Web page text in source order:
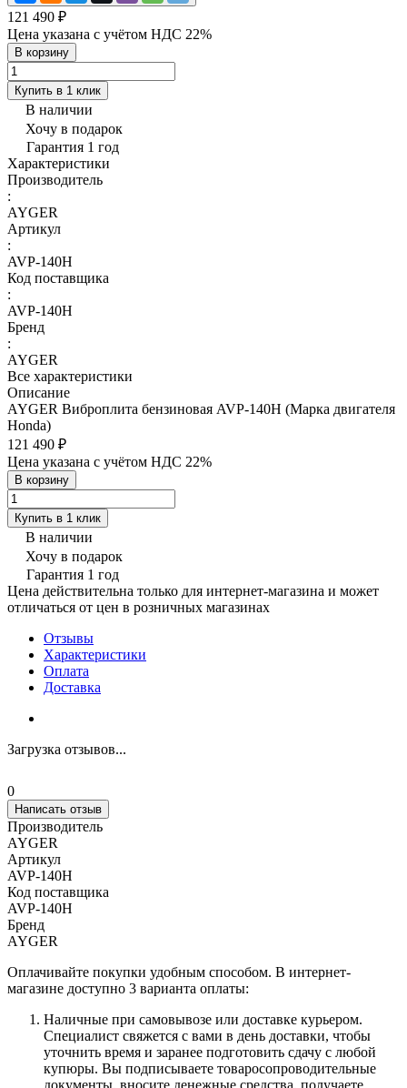
121 490 ₽
Цена указана с учётом НДС 22%
В корзину
Купить в 1 клик
В наличии
Хочу в подарок
Гарантия 1 год
Характеристики
Производитель
:
AYGER
Артикул
:
AVP-140H
Код поставщика
:
AVP-140H
Бренд
:
AYGER
Все характеристики
Описание
AYGER Виброплита бензиновая AVP-140H (Марка двигателя
Honda)
121 490 ₽
Цена указана с учётом НДС 22%
В корзину
Купить в 1 клик
В наличии
Хочу в подарок
Гарантия 1 год
Цена действительна только для интернет-магазина и может
отличаться от цен в розничных магазинах
Отзывы
Характеристики
Оплата
Доставка
Загрузка отзывов...
0
Написать отзыв
Производитель
AYGER
Артикул
AVP-140H
Код поставщика
AVP-140H
Бренд
AYGER
Оплачивайте покупки удобным способом. В интернет-
магазине доступно 3 варианта оплаты:
Наличные при самовывозе или доставке курьером.
Специалист свяжется с вами в день доставки, чтобы
уточнить время и заранее подготовить сдачу с любой
купюры. Вы подписываете товаросопроводительные
документы, вносите денежные средства, получаете